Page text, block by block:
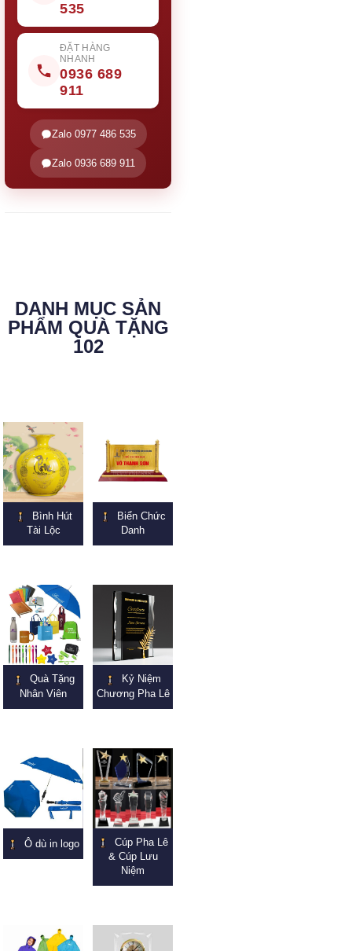
535
ĐẶT HÀNG
NHANH
0936 689
911
Zalo 0977 486 535
Zalo 0936 689 911
DANH MỤC SẢN
PHẨM QUÀ TẶNG
102
Bình Hút
Tài Lộc
Biển Chức
Danh
Quà Tặng
Nhân Viên
Kỷ Niệm
Chương Pha Lê
Ô dù in logo
Cúp Pha Lê
& Cúp Lưu
Niệm